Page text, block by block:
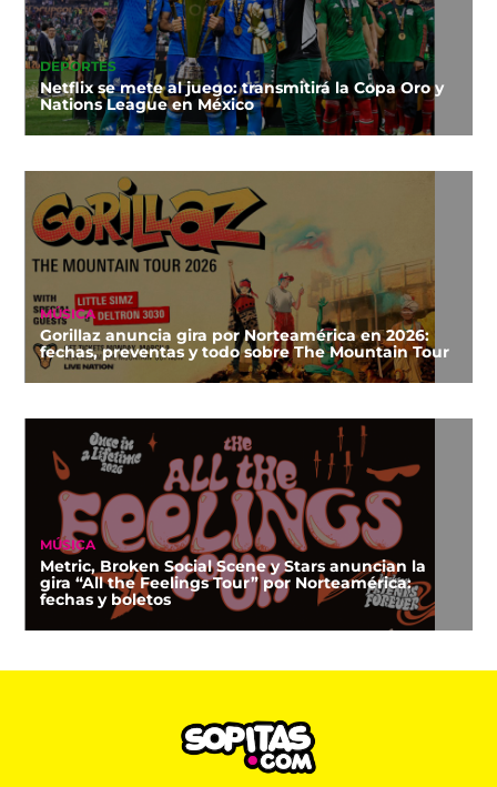
DEPORTES
Netflix se mete al juego: transmitirá la Copa Oro y
Nations League en México
MÚSICA
Gorillaz anuncia gira por Norteamérica en 2026:
fechas, preventas y todo sobre The Mountain Tour
MÚSICA
Metric, Broken Social Scene y Stars anuncian la
gira “All the Feelings Tour” por Norteamérica:
fechas y boletos